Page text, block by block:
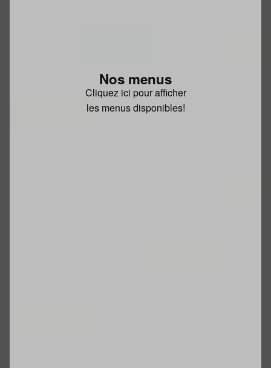
Nos menus
Cliquez ici pour afficher
les menus disponibles!